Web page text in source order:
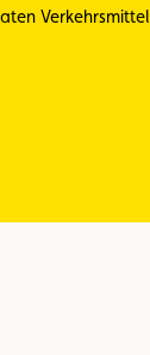
Verkehrsmittel